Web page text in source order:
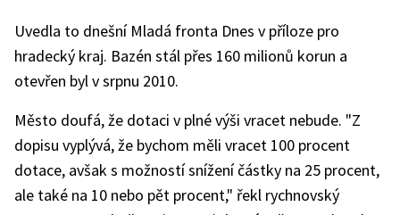
Uvedla to dnešní Mladá fronta Dnes v příloze pro
hradecký kraj. Bazén stál přes 160 milionů korun a
otevřen byl v srpnu 2010.
Město doufá, že dotaci v plné výši vracet nebude. "Z
dopisu vyplývá, že bychom měli vracet 100 procent
dotace, avšak s možností snížení částky na 25 procent,
ale také na 10 nebo pět procent," řekl rychnovský